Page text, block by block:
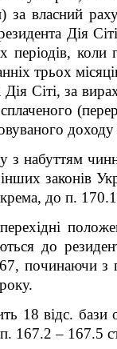
за власний
Дія
коли
трьох
Сіті, за
доходу
з набуттям
законів
до п.
до
починаючи з
18 відс.
167.2 – 167.5